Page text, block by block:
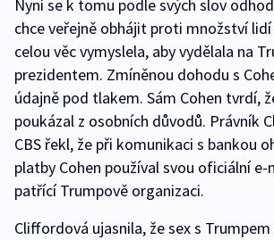
Nyní se k tomu podle svých slov
chce veřejně obhájit proti množství
celou věc vymyslela, aby vydělala na
prezidentem. Zmíněnou dohodu s
údajně pod tlakem. Sám Cohen tvrdí,
poukázal z osobních důvodů. Právník
CBS řekl, že při komunikaci s bankou
platby Cohen používal svou oficiální
patřící Trumpově organizaci.
Cliffordová ujasnila, že sex s